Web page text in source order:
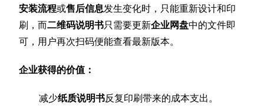
安装流程或售后信息发生变化时，只能重新设计和印
刷，而二维码说明书只需要更新企业网盘中的文件即
可，用户再次扫码便能查看最新版本。
企业获得的价值：
减少纸质说明书反复印刷带来的成本支出。